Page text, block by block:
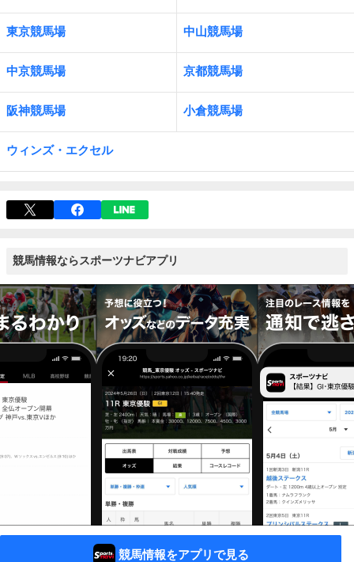
東京競馬場 中山競馬場
中京競馬場 京都競馬場
阪神競馬場 小倉競馬場
ウィンズ・エクセル
競馬情報ならスポーツナビアプリ
競馬情報をアプリで見る